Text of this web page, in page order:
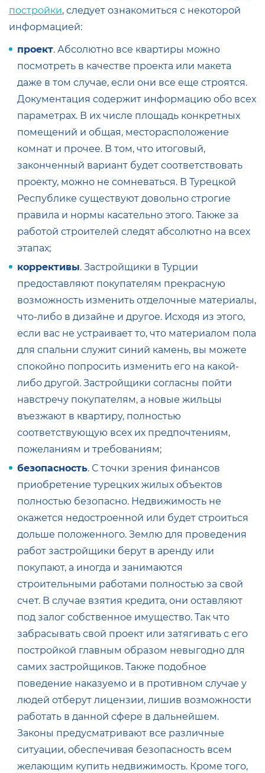
постройки, следует ознакомиться с некоторой
информацией:
проект. Абсолютно все квартиры можно
посмотреть в качестве проекта или макета
даже в том случае, если они все еще строятся.
Документация содержит информацию обо всех
параметрах. В их числе площадь конкретных
помещений и общая, месторасположение
комнат и прочее. В том, что итоговый,
законченный вариант будет соответствовать
проекту, можно не сомневаться. В Турецкой
Республике существуют довольно строгие
правила и нормы касательно этого. Также за
работой строителей следят абсолютно на всех
этапах;
коррективы. Застройщики в Турции
предоставляют покупателям прекрасную
возможность изменить отделочные материалы,
что-либо в дизайне и другое. Исходя из этого,
если вас не устраивает то, что материалом пола
для спальни служит синий камень, вы можете
спокойно попросить изменить его на какой-
либо другой. Застройщики согласны пойти
навстречу покупателям, а новые жильцы
въезжают в квартиру, полностью
соответствующую всех их предпочтениям,
пожеланиям и требованиям;
безопасность. С точки зрения финансов
приобретение турецких жилых объектов
полностью безопасно. Недвижимость не
окажется недостроенной или будет строиться
дольше положенного. Землю для проведения
работ застройщики берут в аренду или
покупают, а иногда и занимаются
строительными работами полностью за свой
счет. В случае взятия кредита, они оставляют
под залог собственное имущество. Так что
забрасывать свой проект или затягивать с его
постройкой главным образом невыгодно для
самих застройщиков. Также подобное
поведение наказуемо и в противном случае у
людей отберут лицензии, лишив возможности
работать в данной сфере в дальнейшем.
Законы предусматривают все различные
ситуации, обеспечивая безопасность всем
желающим купить недвижимость. Кроме того,